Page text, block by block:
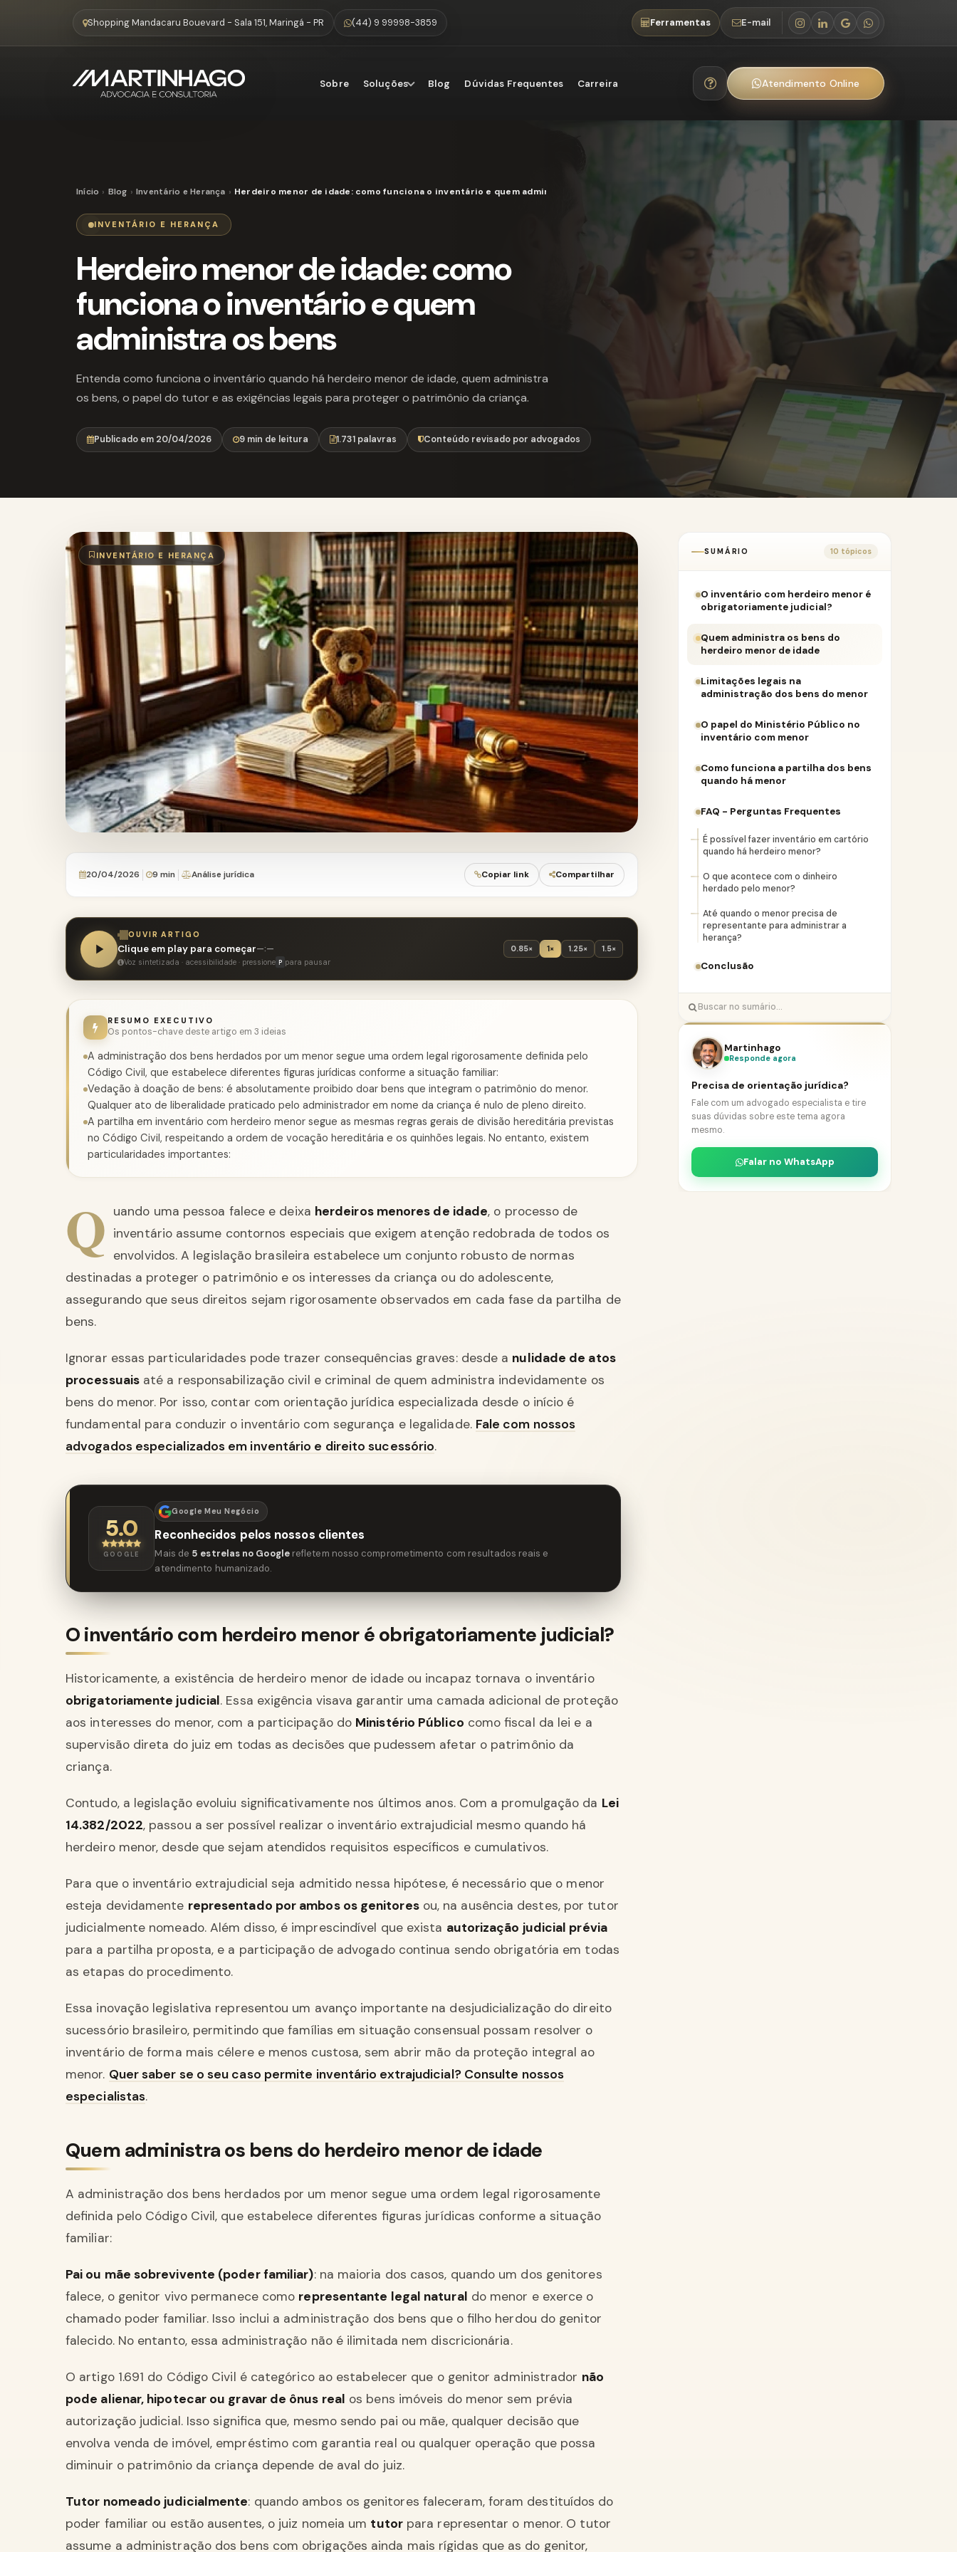
Shopping Mandacaru Bouevard - Sala 151, Maringá - PR (44) 9 99998-3859 Ferramentas E-mail
Sobre Soluções Blog Dúvidas Frequentes Carreira Atendimento Online
Início Blog Inventário e Herança Herdeiro menor de idade: como funciona o inventário e quem administra os bens
INVENTÁRIO E HERANÇA
Herdeiro menor de idade: como
funciona o inventário e quem
administra os bens
Entenda como funciona o inventário quando há herdeiro menor de idade, quem administra
os bens, o papel do tutor e as exigências legais para proteger o patrimônio da criança.
Publicado em 20/04/2026 9 min de leitura 1.731 palavras Conteúdo revisado por advogados
INVENTÁRIO E HERANÇA
20/04/2026 9 min Análise jurídica Copiar link Compartilhar
OUVIR ARTIGO
Clique em play para começar—:— 0.85× 1× 1.25× 1.5×
Voz sintetizada · acessibilidade · pressione P para pausar
RESUMO EXECUTIVO
Os pontos-chave deste artigo em 3 ideias
A administração dos bens herdados por um menor segue uma ordem legal rigorosamente definida pelo
Código Civil, que estabelece diferentes figuras jurídicas conforme a situação familiar:
Vedação à doação de bens: é absolutamente proibido doar bens que integram o patrimônio do menor.
Qualquer ato de liberalidade praticado pelo administrador em nome da criança é nulo de pleno direito.
A partilha em inventário com herdeiro menor segue as mesmas regras gerais de divisão hereditária previstas
no Código Civil, respeitando a ordem de vocação hereditária e os quinhões legais. No entanto, existem
particularidades importantes:
Q uando uma pessoa falece e deixa herdeiros menores de idade, o processo de
inventário assume contornos especiais que exigem atenção redobrada de todos os
envolvidos. A legislação brasileira estabelece um conjunto robusto de normas
destinadas a proteger o patrimônio e os interesses da criança ou do adolescente,
assegurando que seus direitos sejam rigorosamente observados em cada fase da partilha de
bens.
Ignorar essas particularidades pode trazer consequências graves: desde a nulidade de atos
processuaisaté a responsabilização civil e criminal de quem administra indevidamente os
bens do menor. Por isso, contar com orientação jurídica especializada desde o início é
fundamental para conduzir o inventário com segurança e legalidade. Fale com nossos
advogados especializados em inventário e direito sucessório.
5.0
GOOGLE
Google Meu Negócio
Reconhecidos pelos nossos clientes
Mais de 5 estrelas no Googlerefletem nosso comprometimento com resultados reais e
atendimento humanizado.
O inventário com herdeiro menor é obrigatoriamente judicial?
Historicamente, a existência de herdeiro menor de idade ou incapaz tornava o inventário
obrigatoriamente judicial. Essa exigência visava garantir uma camada adicional de proteção
aos interesses do menor, com a participação do Ministério Público como fiscal da lei e a
supervisão direta do juiz em todas as decisões que pudessem afetar o patrimônio da
criança.
Contudo, a legislação evoluiu significativamente nos últimos anos. Com a promulgação da Lei
14.382/2022, passou a ser possível realizar o inventário extrajudicial mesmo quando há
herdeiro menor, desde que sejam atendidos requisitos específicos e cumulativos.
Para que o inventário extrajudicial seja admitido nessa hipótese, é necessário que o menor
esteja devidamente representado por ambos os genitoresou, na ausência destes, por tutor
judicialmente nomeado. Além disso, é imprescindível que exista autorização judicial prévia
para a partilha proposta, e a participação de advogado continua sendo obrigatória em todas
as etapas do procedimento.
Essa inovação legislativa representou um avanço importante na desjudicialização do direito
sucessório brasileiro, permitindo que famílias em situação consensual possam resolver o
inventário de forma mais célere e menos custosa, sem abrir mão da proteção integral ao
menor. Quer saber se o seu caso permite inventário extrajudicial? Consulte nossos
especialistas.
Quem administra os bens do herdeiro menor de idade
A administração dos bens herdados por um menor segue uma ordem legal rigorosamente
definida pelo Código Civil, que estabelece diferentes figuras jurídicas conforme a situação
familiar:
Pai ou mãe sobrevivente (poder familiar): na maioria dos casos, quando um dos genitores
falece, o genitor vivo permanece como representante legal natural do menor e exerce o
chamado poder familiar. Isso inclui a administração dos bens que o filho herdou do genitor
falecido. No entanto, essa administração não é ilimitada nem discricionária.
O artigo 1.691 do Código Civil é categórico ao estabelecer que o genitor administrador não
pode alienar, hipotecar ou gravar de ônus real os bens imóveis do menor sem prévia
autorização judicial. Isso significa que, mesmo sendo pai ou mãe, qualquer decisão que
envolva venda de imóvel, empréstimo com garantia real ou qualquer operação que possa
diminuir o patrimônio da criança depende de aval do juiz.
Tutor nomeado judicialmente: quando ambos os genitores faleceram, foram destituídos do
poder familiar ou estão ausentes, o juiz nomeia um tutorpara representar o menor. O tutor
assume a administração dos bens com obrigações ainda mais rígidas que as do genitor,
SUMÁRIO 10 tópicos
O inventário com herdeiro menor é
obrigatoriamente judicial?
Quem administra os bens do
herdeiro menor de idade
Limitações legais na
administração dos bens do menor
O papel do Ministério Público no
inventário com menor
Como funciona a partilha dos bens
quando há menor
FAQ - Perguntas Frequentes
É possível fazer inventário em cartório
quando há herdeiro menor?
O que acontece com o dinheiro
herdado pelo menor?
Até quando o menor precisa de
representante para administrar a
herança?
Conclusão
Martinhago
Responde agora
Precisa de orientação jurídica?
Fale com um advogado especialista e tire
suas dúvidas sobre este tema agora
mesmo.
Falar no WhatsApp